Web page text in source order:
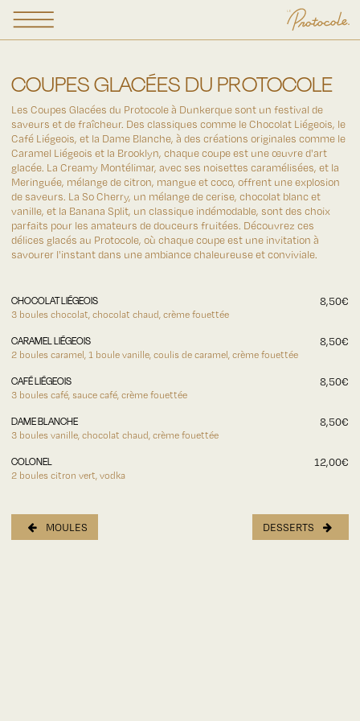
COUPES GLACÉESDU PROTOCOLE
Les Coupes Glacées du Protocole à Dunkerque sont un festival de
saveurs et de fraîcheur. Des classiques comme le Chocolat Liégeois, le
Café Liégeois, et la Dame Blanche, à des créations originales comme le
Caramel Liégeois et la Brooklyn, chaque coupe est une œuvre d'art
glacée. La Creamy Montélimar, avec ses noisettes caramélisées, et la
Meringuée, mélange de citron, mangue et coco, offrent une explosion
de saveurs. La So Cherry, un mélange de cerise, chocolat blanc et
vanille, et la Banana Split, un classique indémodable, sont des choix
parfaits pour les amateurs de douceurs fruitées. Découvrez ces
délices glacés au Protocole, où chaque coupe est une invitation à
savourer l'instant dans une ambiance chaleureuse et conviviale.
CHOCOLAT LIÉGEOIS 8,50€
3 boules chocolat, chocolat chaud, crème fouettée
CARAMEL LIÉGEOIS 8,50€
2 boules caramel, 1 boule vanille, coulis de caramel, crème fouettée
CAFÉ LIÉGEOIS 8,50€
3 boules café, sauce café, crème fouettée
DAME BLANCHE 8,50€
3 boules vanille, chocolat chaud, crème fouettée
COLONEL 12,00€
2 boules citron vert, vodka
MOULES DESSERTS